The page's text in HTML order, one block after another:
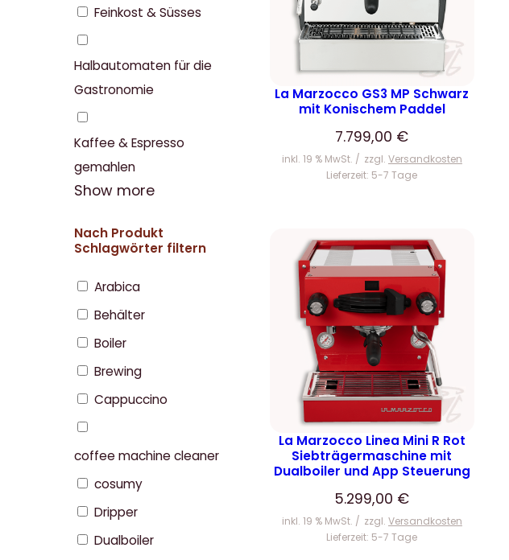
Feinkost & Süsses
Halbautomaten für die
Gastronomie
Kaffee & Espresso
gemahlen
Show more
Nach Produkt
Schlagwörter filtern
Arabica
Behälter
Boiler
Brewing
Cappuccino
coffee machine cleaner
cosumy
Dripper
Dualboiler
La Marzocco GS3 MP Schwarz
mit Konischem Paddel
7.799,00 €
inkl. 19 % MwSt. zzgl. Versandkosten
Lieferzeit: 5-7 Tage
La Marzocco Linea Mini R Rot
Siebträgermaschine mit
Dualboiler und App Steuerung
5.299,00 €
inkl. 19 % MwSt. zzgl. Versandkosten
Lieferzeit: 5-7 Tage